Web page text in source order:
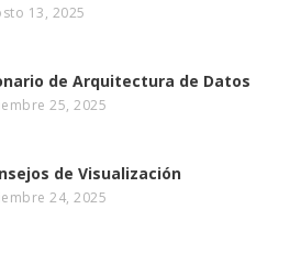
13, 2025
de Arquitectura de Datos
25, 2025
de Visualización
24, 2025